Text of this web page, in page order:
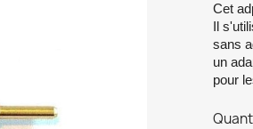
Cet
Il
sans
un
pour